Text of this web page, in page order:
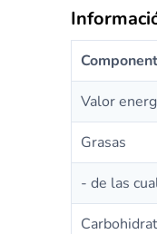
Valor
Grasas
- de las